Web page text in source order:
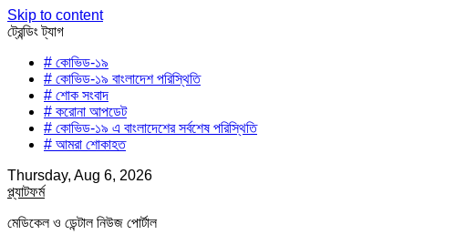
Skip to content
ট্রেন্ডিং ট্যাগ
# কোভিড-১৯
# কোভিড-১৯ বাংলাদেশ পরিস্থিতি
# শোক সংবাদ
# করোনা আপডেট
# কোভিড-১৯ এ বাংলাদেশের সর্বশেষ পরিস্থিতি
# আমরা শোকাহত
Thursday, Aug 6, 2026
প্ল্যাটফর্ম
মেডিকেল ও ডেন্টাল নিউজ পোর্টাল